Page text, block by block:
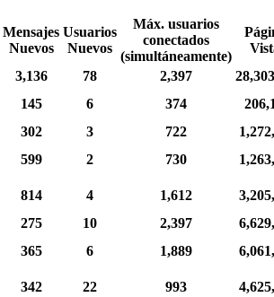
Mensajes
Nuevos
Usuarios
Nuevos
Máx. usuarios
conectados
(simultáneamente)
3,136 78 2,397
145 6 374
302 3 722
599 2 730
814 4 1,612
275 10 2,397
365 6 1,889
342 22 993